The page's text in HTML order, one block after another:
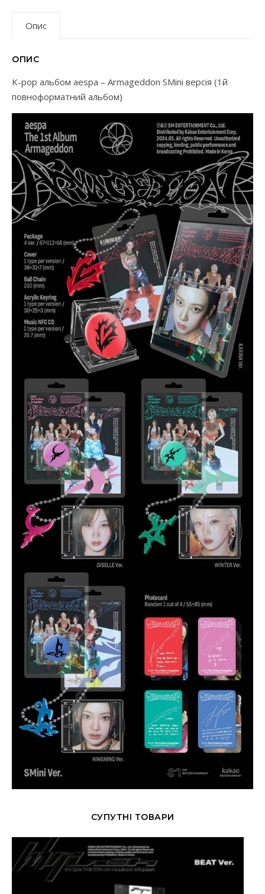
Опис
ОПИС
K-pop альбом aespa – Armageddon SMini версія (1й
повноформатний альбом)
СУПУТНІ ТОВАРИ